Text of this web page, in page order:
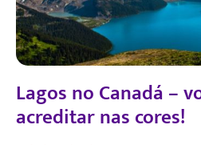
Lagos no Canadá –
acreditar nas cores!